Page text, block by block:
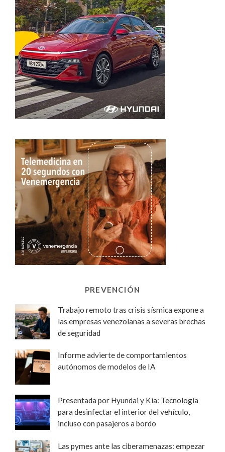
PREVENCIÓN
Trabajo remoto tras crisis sísmica expone a
las empresas venezolanas a severas brechas
de seguridad
Informe advierte de comportamientos
autónomos de modelos de IA
Presentada por Hyundai y Kia: Tecnología
para desinfectar el interior del vehículo,
incluso con pasajeros a bordo
Las pymes ante las ciberamenazas: empezar